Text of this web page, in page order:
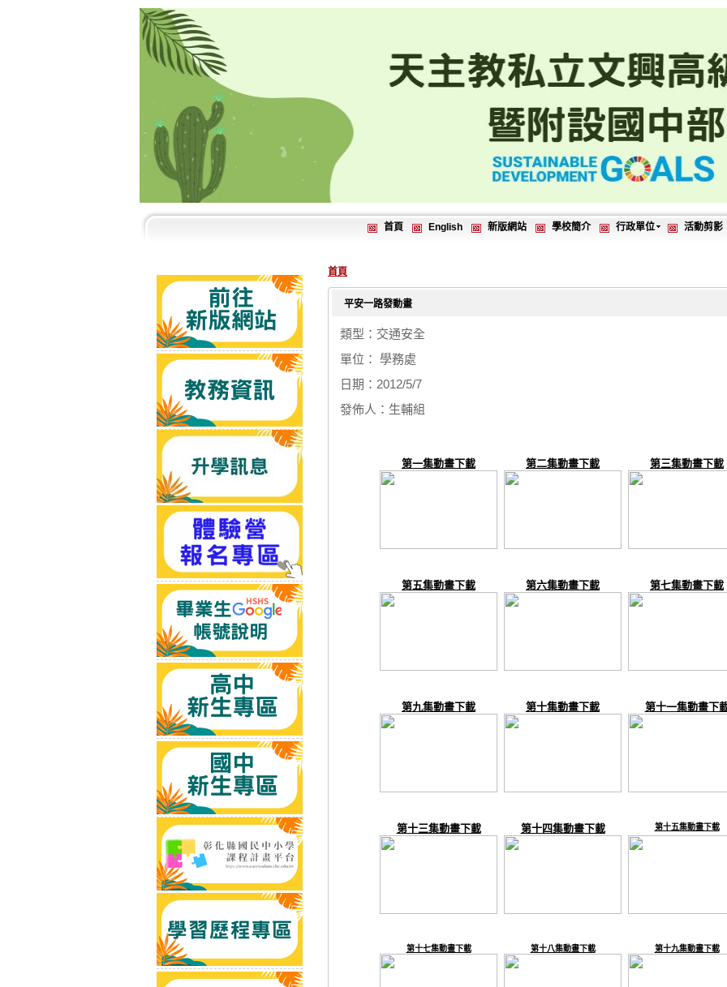
首頁 English 新版網站 學校簡介 行政單位 活動剪影
首頁
平安一路發動畫
類型：交通安全
單位： 學務處
日期：2012/5/7
發佈人：生輔組
第一集動畫下載 第二集動畫下載 第三集動畫下載
第五集動畫下載 第六集動畫下載 第七集動畫下載
第九集動畫下載 第十集動畫下載 第十一集動畫下
第十三集動畫下載 第十四集動畫下載 第十五集動畫下載
第十七集動畫下載 第十八集動畫下載 第十九集動畫下載